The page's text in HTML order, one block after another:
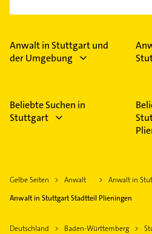
Anwalt in Stuttgart und
der Umgebung
Beliebte Suchen in
Stuttgart
Gelbe Seiten Anwalt
Anwalt in
Anwalt in Stuttgart Stadtteil Plieningen
Deutschland Baden-Württemberg